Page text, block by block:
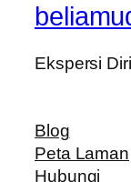
Ekspersi
Blog
Peta Laman
Hubungi